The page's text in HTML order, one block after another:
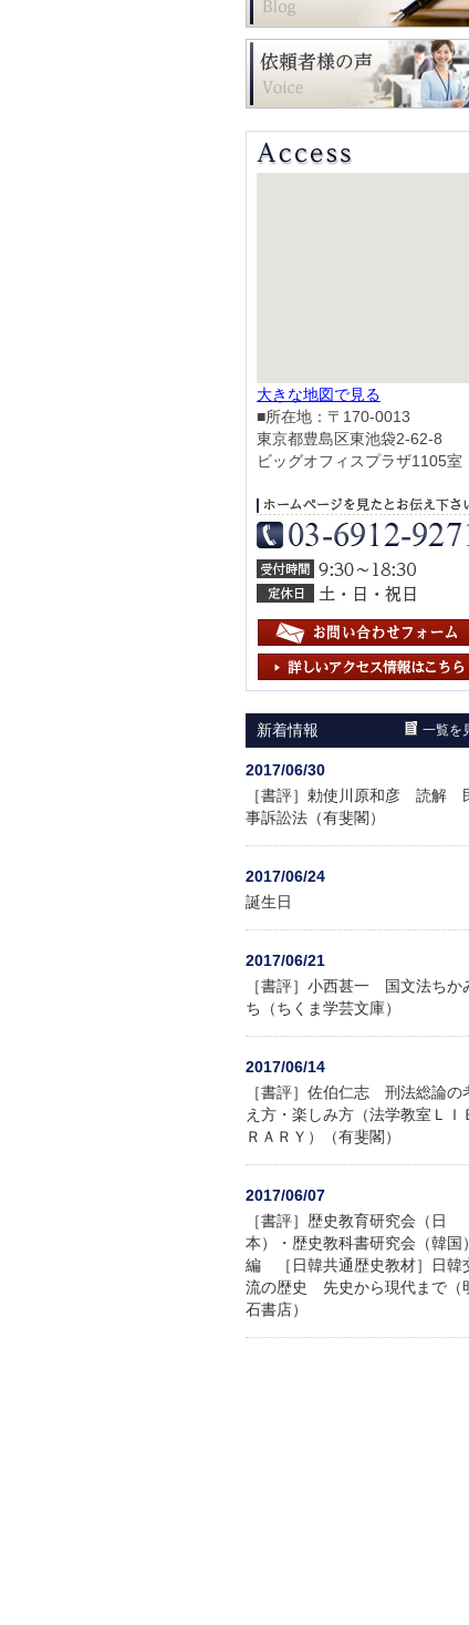
大きな地図で見る
■所在地：〒170-0013
東京都豊島区東池袋2-62-8
ビッグオフィスプラザ1105室
新着情報 一覧を
2017/06/30
［書評］勅使川原和彦 読解
事訴訟法（有斐閣）
2017/06/24
誕生日
2017/06/21
［書評］小西甚一 国文法ちか
ち（ちくま学芸文庫）
2017/06/14
［書評］佐伯仁志 刑法総論の
え方・楽しみ方（法学教室ＬＩ
ＲＡＲＹ）（有斐閣）
2017/06/07
［書評］歴史教育研究会（日
本）・歴史教科書研究会（韓国）
編 ［日韓共通歴史教材］日韓
流の歴史 先史から現代まで（
石書店）